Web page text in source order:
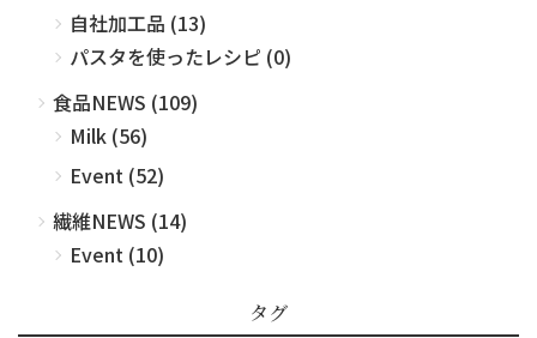
自社加工品 (13)
パスタを使ったレシピ (0)
食品NEWS (109)
Milk (56)
Event (52)
繊維NEWS (14)
Event (10)
タグ